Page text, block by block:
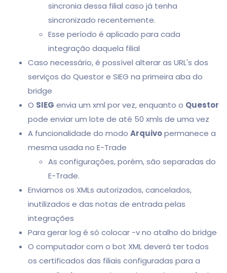
sincronia dessa filial caso já tenha
sincronizado recentemente.
Esse período é aplicado para cada
integração daquela filial
Caso necessário, é possível alterar as URL's dos
serviços do Questor e SIEG na primeira aba do
bridge
O SIEG envia um xml por vez, enquanto o Questor
pode enviar um lote de até 50 xmls de uma vez
A funcionalidade do modo Arquivopermanece a
mesma usada no E-Trade
As configurações, porém, são separadas do
E-Trade.
Enviamos os XMLs autorizados, cancelados,
inutilizados e das notas de entrada pelas
integrações
Para gerar log é só colocar -v no atalho do bridge
O computador com o bot XML deverá ter todos
os certificados das filiais configuradas para a